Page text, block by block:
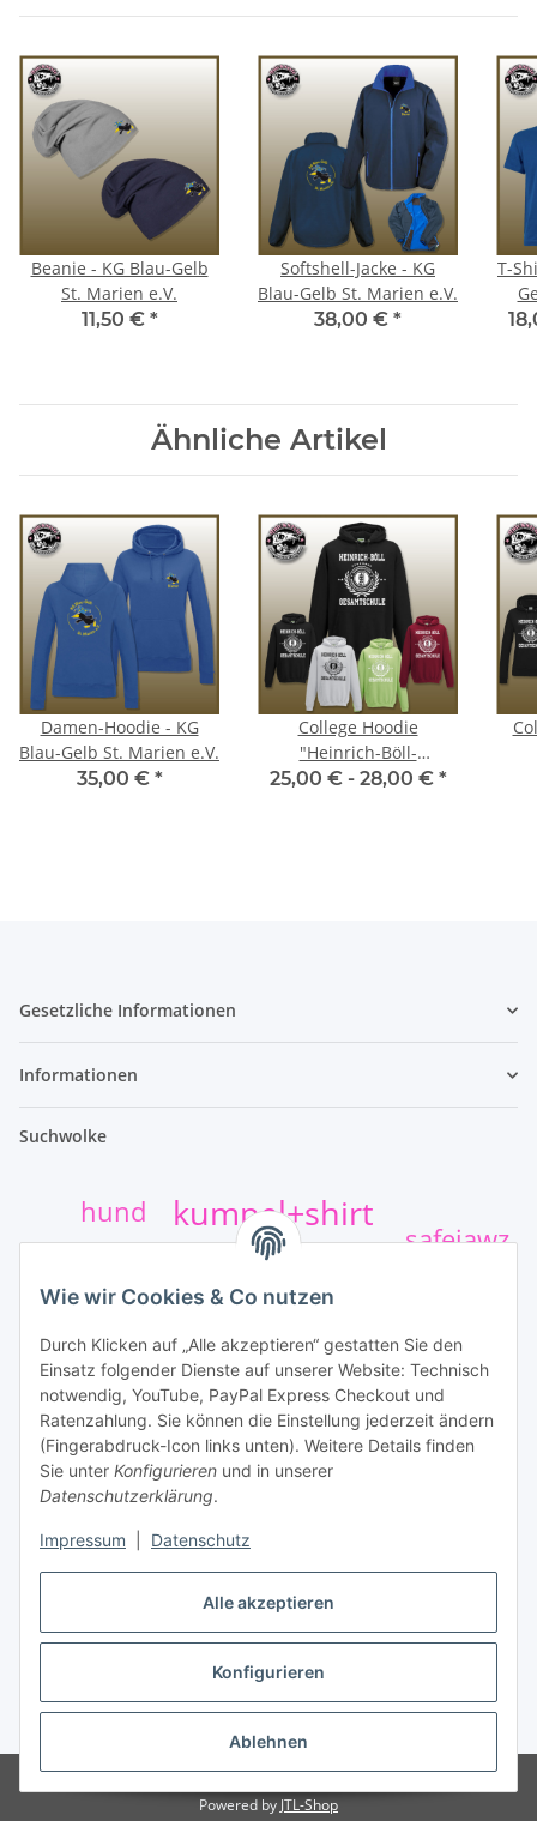
Alle akzeptieren
Konfigurieren
Ablehnen
Wie wir Cookies & Co nutzen
Durch Klicken auf „Alle akzeptieren“ gestatten Sie den
Einsatz folgender Dienste auf unserer Website: Technisch
notwendig, YouTube, PayPal Express Checkout und
Ratenzahlung. Sie können die Einstellung jederzeit ändern
(Fingerabdruck-Icon links unten). Weitere Details finden
Sie unter Konfigurieren und in unserer
Datenschutzerklärung.
Impressum Datenschutz
Beanie - KG Blau-Gelb
St. Marien e.V.
11,50 € *
Softshell-Jacke - KG
Blau-Gelb St. Marien e.V.
38,00 € *
T-
Ähnliche Artikel
Damen-Hoodie - KG
Blau-Gelb St. Marien e.V.
35,00 € *
College Hoodie
"Heinrich-Böll-
Gesamtschule"
25,00 € - 28,00 € *
Gesetzliche Informationen
Informationen
Suchwolke
t-shirt-druck
kumpel+shirt
Ruhrpott mülheim
safejawz
Sticker
hund
highkick
Unsere Leistungen
Powered by JTL-Shop